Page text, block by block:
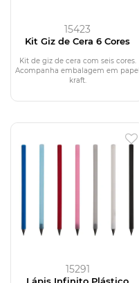
15423
Kit Giz de Cera 6 Cores
Kit de giz de cera com seis cores.
Acompanha embalagem em papel
kraft.
15291